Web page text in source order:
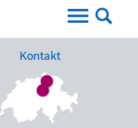
Kontakt